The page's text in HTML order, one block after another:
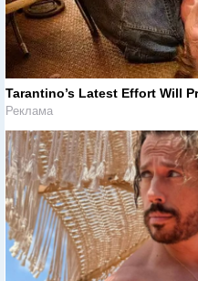
Tarantino’s Latest Effort Will
Реклама